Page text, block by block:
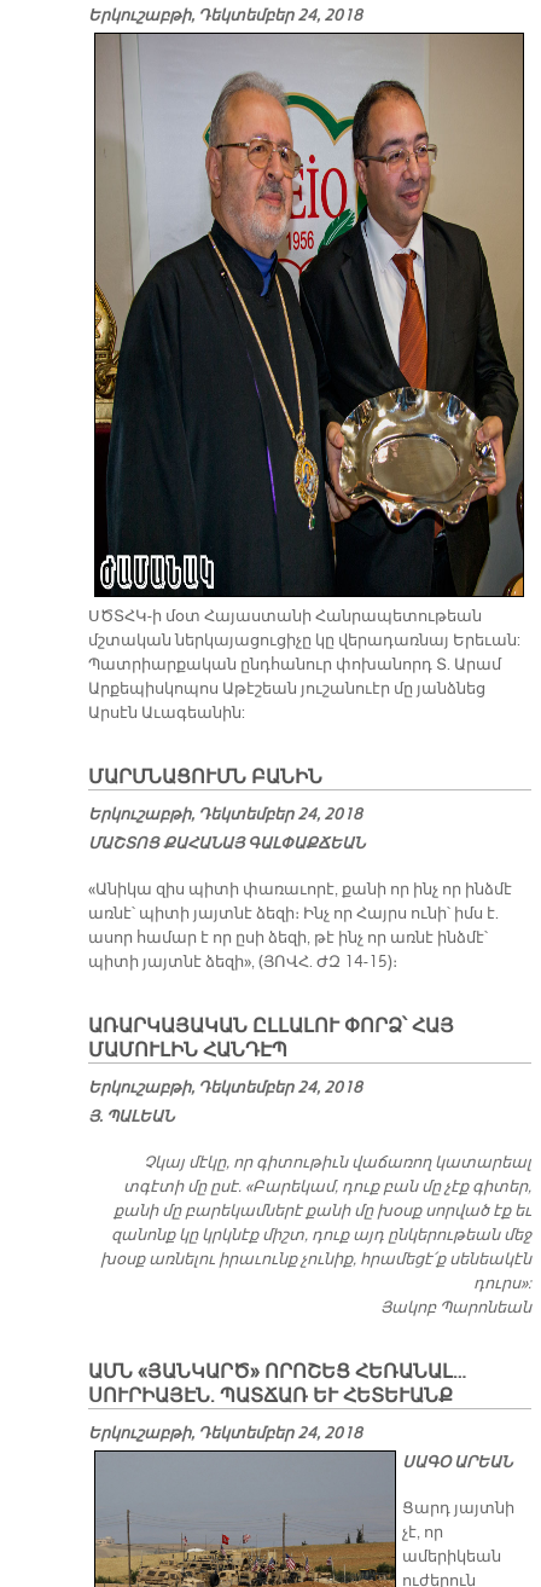
Երկուշաբթի, Դեկտեմբեր 24, 2018
ՍԾՏՀԿ-ի մօտ Հայաստանի Հանրապետութեան
մշտական ներկայացուցիչը կը վերադառնայ Երեւան:
Պատրիարքական ընդհանուր փոխանորդ Տ. Արամ
Արքեպիսկոպոս Աթէշեան յուշանուէր մը յանձնեց
Արսէն Աւագեանին:
ՄԱՐՄՆԱՑՈՒՄՆ ԲԱՆԻՆ
Երկուշաբթի, Դեկտեմբեր 24, 2018
ՄԱՇ­ՏՈՑ ՔԱ­ՀԱ­ՆԱՅ ԳԱԼ­ՓԱՔ­ՃԵԱՆ
«Անիկա զիս պիտի փառաւորէ, քանի որ ինչ որ ինձմէ
առնէ՝ պիտի յայտնէ ձեզի։ Ինչ որ Հայրս ունի՝ իմս է.
ասոր համար է որ ըսի ձեզի, թէ ինչ որ առնէ ինձմէ՝
պիտի յայտնէ ձեզի», (ՅՈՎՀ. ԺԶ 14-15)։
ԱՌԱՐԿԱՅԱԿԱՆ ԸԼԼԱԼՈՒ ՓՈՐՁ՝ ՀԱՅ
ՄԱՄՈՒԼԻՆ ՀԱՆԴԷՊ
Երկուշաբթի, Դեկտեմբեր 24, 2018
Յ. ՊԱԼԵԱՆ
Չկայ մէկը, որ գիտութիւն վաճառող կատարեալ
տգէտի մը ըսէ. «Բարեկամ, դուք բան մը չէք գիտեր,
քանի մը բարեկամներէ քանի մը խօսք սորված էք եւ
զանոնք կը կրկնէք միշտ, դուք այդ ընկերութեան մեջ
խօսք առնելու իրաւունք չունիք, հրամեցէ՛ք սենեակէն
դուրս»:
Յակոբ Պարոնեան
ԱՄՆ «ՅԱՆԿԱՐԾ» ՈՐՈՇԵՑ ՀԵՌԱՆԱԼ…
ՍՈՒՐԻԱՅԷՆ. ՊԱՏՃԱՌ ԵՒ ՀԵՏԵՒԱՆՔ
Երկուշաբթի, Դեկտեմբեր 24, 2018
ՍԱԳՕ ԱՐԵԱՆ
Ցարդ յայտնի
չէ, որ
ամերիկեան
ուժերուն